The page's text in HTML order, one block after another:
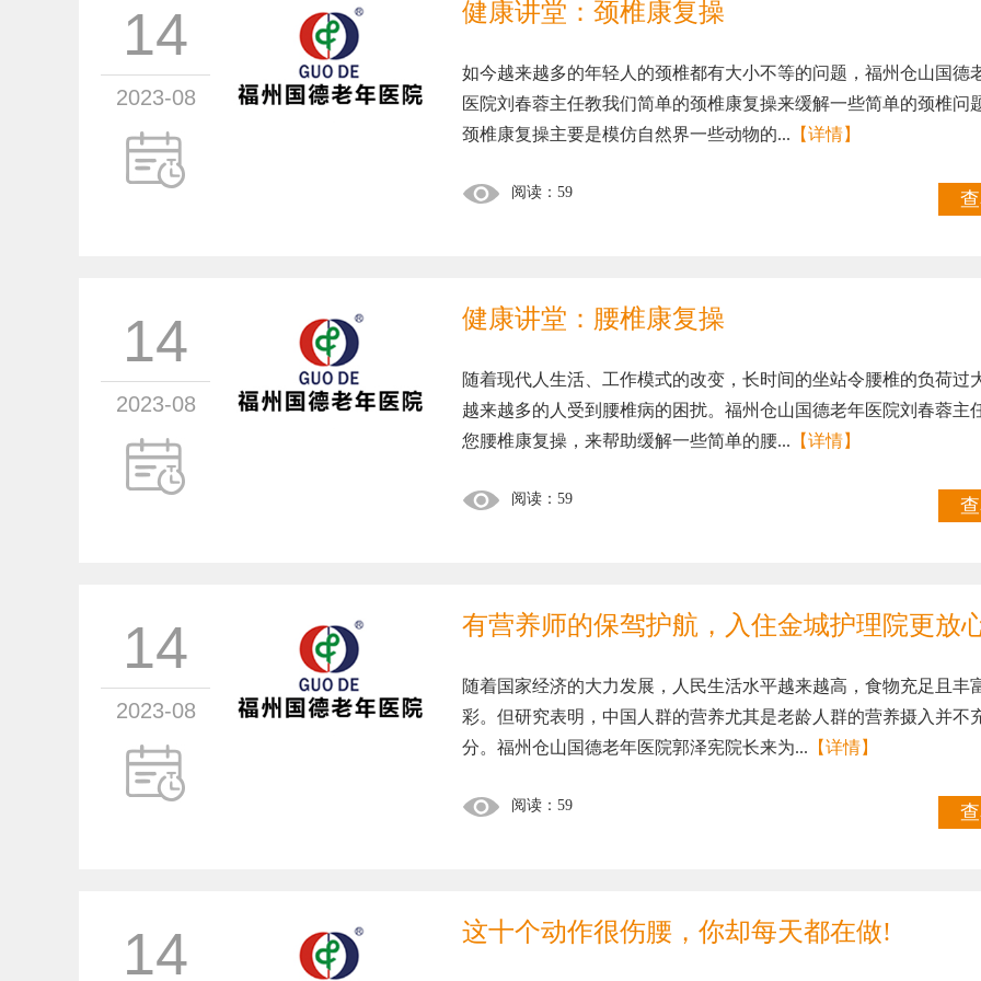
14
2023-08
健康讲堂：颈椎康复操
如今越来越多的年轻人的颈椎都有大小不等的问题，福州仓山国德
医院刘春蓉主任教我们简单的颈椎康复操来缓解一些简单的颈椎问
颈椎康复操主要是模仿自然界一些动物的... 【详情】
阅读：59
14
2023-08
健康讲堂：腰椎康复操
随着现代人生活、工作模式的改变，长时间的坐站令腰椎的负荷过
越来越多的人受到腰椎病的困扰。福州仓山国德老年医院刘春蓉主
您腰椎康复操，来帮助缓解一些简单的腰... 【详情】
阅读：59
14
2023-08
有营养师的保驾护航，入住金城护理院更放
随着国家经济的大力发展，人民生活水平越来越高，食物充足且丰
彩。但研究表明，中国人群的营养尤其是老龄人群的营养摄入并不
分。福州仓山国德老年医院郭泽宪院长来为... 【详情】
阅读：59
14 这十个动作很伤腰，你却每天都在做!